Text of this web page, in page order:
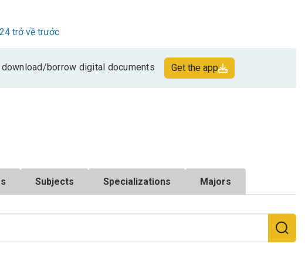
trở về trước
borrow digital documents Get the app
Subjects Specializations Majors